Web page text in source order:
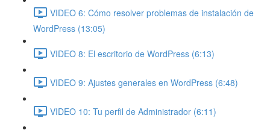
VIDEO 6: Cómo resolver problemas de instalación de
WordPress (13:05)
VIDEO 8: El escritorio de WordPress (6:13)
VIDEO 9: Ajustes generales en WordPress (6:48)
VIDEO 10: Tu perfil de Administrador (6:11)